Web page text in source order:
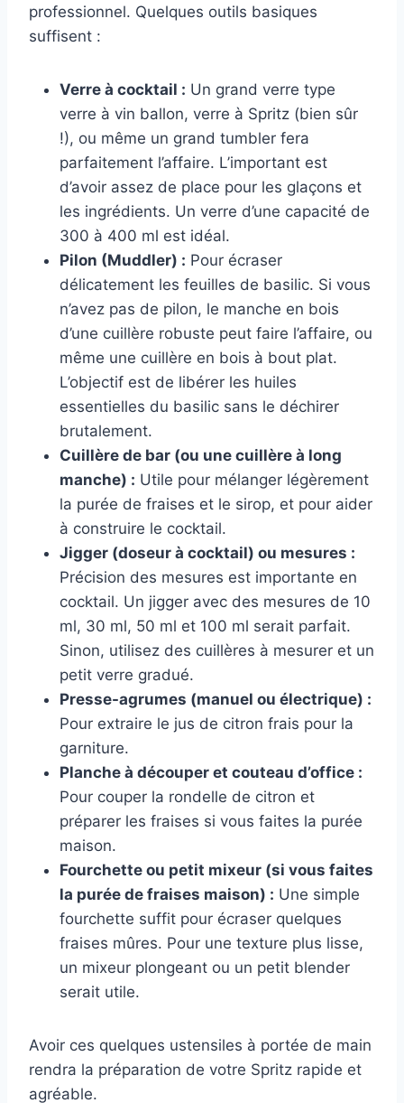
professionnel. Quelques outils basiques
suffisent :
Verre à cocktail : Un grand verre type
verre à vin ballon, verre à Spritz (bien sûr
!), ou même un grand tumbler fera
parfaitement l’affaire. L’important est
d’avoir assez de place pour les glaçons et
les ingrédients. Un verre d’une capacité de
300 à 400 ml est idéal.
Pilon (Muddler) : Pour écraser
délicatement les feuilles de basilic. Si vous
n’avez pas de pilon, le manche en bois
d’une cuillère robuste peut faire l’affaire, ou
même une cuillère en bois à bout plat.
L’objectif est de libérer les huiles
essentielles du basilic sans le déchirer
brutalement.
Cuillère de bar (ou une cuillère à long
manche) : Utile pour mélanger légèrement
la purée de fraises et le sirop, et pour aider
à construire le cocktail.
Jigger (doseur à cocktail) ou mesures :
Précision des mesures est importante en
cocktail. Un jigger avec des mesures de 10
ml, 30 ml, 50 ml et 100 ml serait parfait.
Sinon, utilisez des cuillères à mesurer et un
petit verre gradué.
Presse-agrumes (manuel ou électrique) :
Pour extraire le jus de citron frais pour la
garniture.
Planche à découper et couteau d’office :
Pour couper la rondelle de citron et
préparer les fraises si vous faites la purée
maison.
Fourchette ou petit mixeur (si vous faites
la purée de fraises maison) : Une simple
fourchette suffit pour écraser quelques
fraises mûres. Pour une texture plus lisse,
un mixeur plongeant ou un petit blender
serait utile.
Avoir ces quelques ustensiles à portée de main
rendra la préparation de votre Spritz rapide et
agréable.